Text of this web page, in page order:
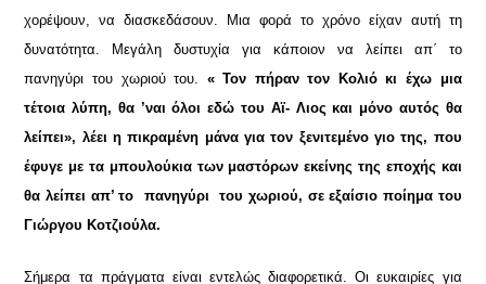
χορέψουν, να διασκεδάσουν. Μια φορά το χρόνο είχαν αυτή τη
δυνατότητα. Μεγάλη δυστυχία για κάποιον να λείπει απ΄ το
πανηγύρι του χωριού του. « Τον πήραν τον Κολιό κι έχω μια
τέτοια λύπη, θα ’ναι όλοι εδώ του Αϊ- Λιος και μόνο αυτός θα
λείπει», λέει η πικραμένη μάνα για τον ξενιτεμένο γιο της, που
έφυγε με τα μπουλούκια των μαστόρων εκείνης της εποχής και
θα λείπει απ’ το πανηγύρι του χωριού, σε εξαίσιο ποίημα του
Γιώργου Κοτζιούλα.
Σήμερα τα πράγματα είναι εντελώς διαφορετικά. Οι ευκαιρίες για